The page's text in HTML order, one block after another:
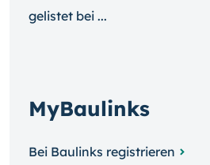
gelistet bei ...
MyBaulinks
Bei Baulinks registrieren